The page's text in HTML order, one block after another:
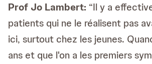
Prof Jo Lambert: “Il y a
patients qui ne le réalisent pas
ici, surtout chez les jeunes.
ans et que l'on a les premiers